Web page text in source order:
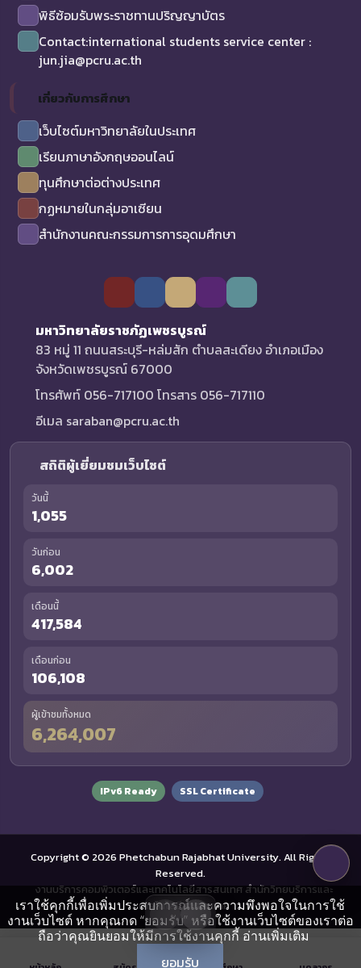
พิธีซ้อมรับพระราชทานปริญญาบัตร
Contact:international students service center :
jun.jia@pcru.ac.th
เกี่ยวกับการศึกษา
เว็บไซต์มหาวิทยาลัยในประเทศ
เรียนภาษาอังกฤษออนไลน์
ทุนศึกษาต่อต่างประเทศ
กฏหมายในกลุ่มอาเซียน
สำนักงานคณะกรรมการการอุดมศึกษา
มหาวิทยาลัยราชภัฏเพชรบูรณ์
83 หมู่ 11 ถนนสระบุรี-หล่มสัก ตำบลสะเดียง อำเภอเมือง
จังหวัดเพชรบูรณ์ 67000
โทรศัพท์ 056-717100 โทรสาร 056-717110
อีเมล saraban@pcru.ac.th
สถิติผู้เยี่ยมชมเว็บไซต์
วันนี้
1,055
วันก่อน
6,002
เดือนนี้
417,584
เดือนก่อน
106,108
ผู้เข้าชมทั้งหมด
6,264,007
IPv6 Ready SSL Certificate
Copyright © 2026 Phetchabun Rajabhat University. All Rights
Reserved.
งานบริการคอมพิวเตอร์และเทคโนโลยีสารสนเทศ สำนักวิทยบริการและ
เทคโนโลยีสารสนเทศ
เราใช้คุกกี้เพื่อเพิ่มประสบการณ์และความพึงพอใจในการใช้
งานเว็บไซต์ หากคุณกด “ยอมรับ” หรือใช้งานเว็บไซต์ของเราต่อ
ถือว่าคุณยินยอมให้มีการใช้งานคุกกี้ อ่านเพิ่มเติม
ยอมรับ